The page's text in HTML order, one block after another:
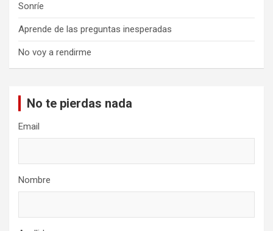
Sonríe
Aprende de las preguntas inesperadas
No voy a rendirme
No te pierdas nada
Email
Nombre